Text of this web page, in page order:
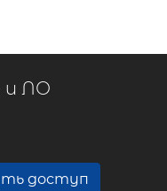
и ЛО
доступ